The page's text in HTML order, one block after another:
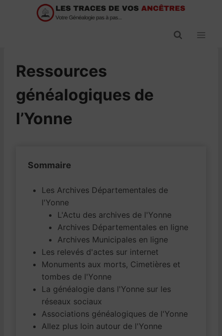
Ressources
généalogiques de
l’Yonne
Sommaire
Les Archives Départementales de
l'Yonne
L'Actu des archives de l'Yonne
Archives Départementales en ligne
Archives Municipales en ligne
Les relevés d'actes sur internet
Monuments aux morts, Cimetières et
tombes de l'Yonne
La généalogie dans l'Yonne sur les
réseaux sociaux
Associations généalogiques de l'Yonne
Allez plus loin autour de l'Yonne